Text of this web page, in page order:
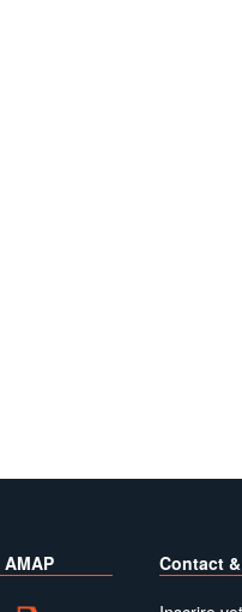
Contact